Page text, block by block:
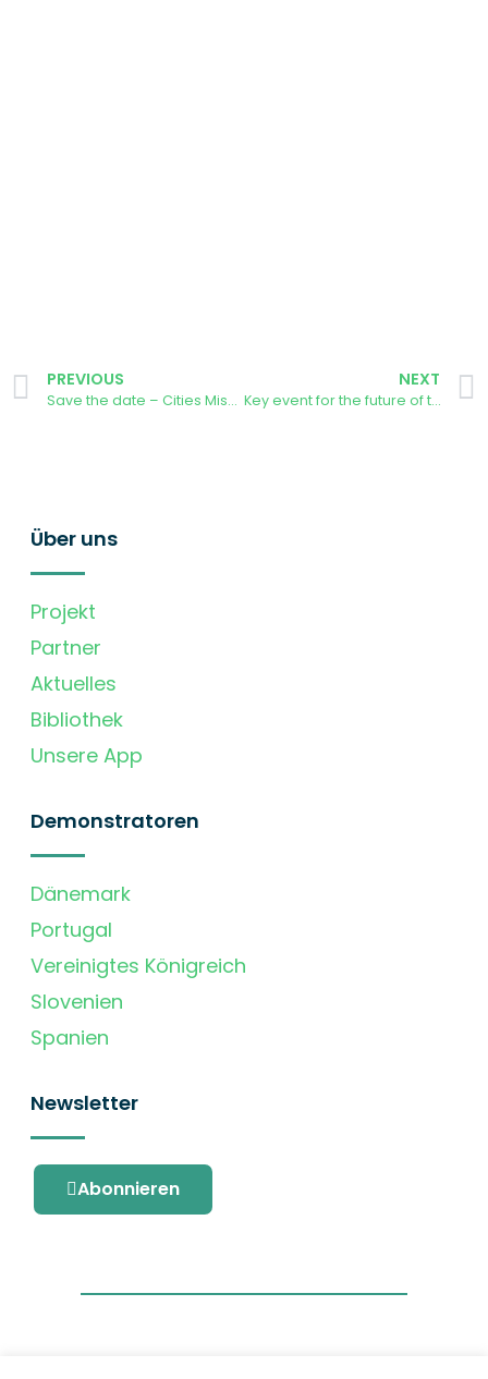
PREVIOUS
Save the date – Cities Mission Conference 2024
NEXT
Key event for the future of the planet – United Nations Environment Assembly
Über uns
Projekt
Partner
Aktuelles
Bibliothek
Unsere App
Demonstratoren
Dänemark
Portugal
Vereinigtes Königreich
Slovenien
Spanien
Newsletter
Abonnieren